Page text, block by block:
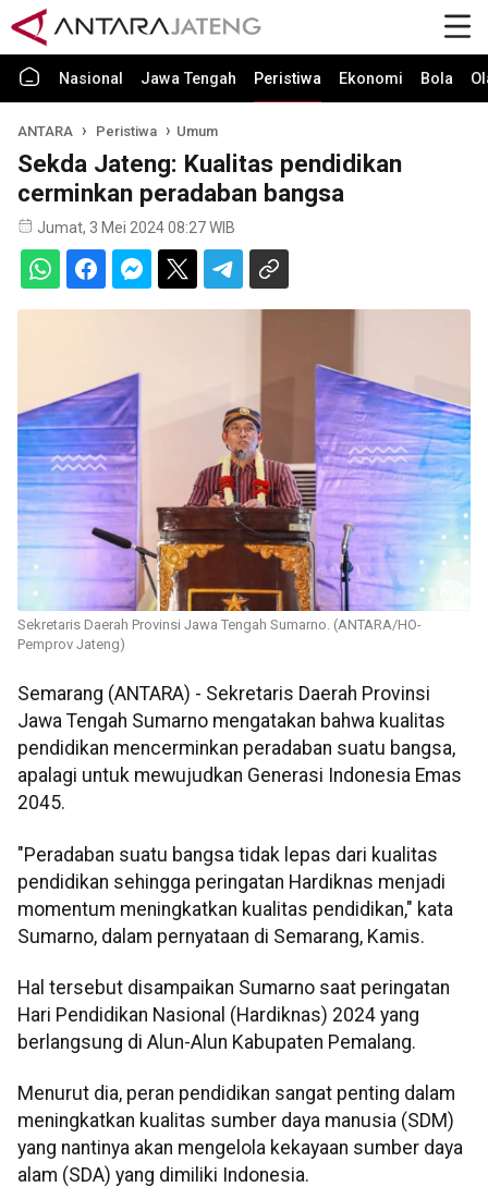
Nasional Jawa Tengah Peristiwa Ekonomi Bola
ANTARA Peristiwa Umum
Sekda Jateng: Kualitas pendidikan
cerminkan peradaban bangsa
Jumat, 3 Mei 2024 08:27 WIB
Sekretaris Daerah Provinsi Jawa Tengah Sumarno. (ANTARA/HO-
Pemprov Jateng)
Semarang (ANTARA) - Sekretaris Daerah Provinsi
Jawa Tengah Sumarno mengatakan bahwa kualitas
pendidikan mencerminkan peradaban suatu bangsa,
apalagi untuk mewujudkan Generasi Indonesia Emas
2045.
"Peradaban suatu bangsa tidak lepas dari kualitas
pendidikan sehingga peringatan Hardiknas menjadi
momentum meningkatkan kualitas pendidikan," kata
Sumarno, dalam pernyataan di Semarang, Kamis.
Hal tersebut disampaikan Sumarno saat peringatan
Hari Pendidikan Nasional (Hardiknas) 2024 yang
berlangsung di Alun-Alun Kabupaten Pemalang.
Menurut dia, peran pendidikan sangat penting dalam
meningkatkan kualitas sumber daya manusia (SDM)
yang nantinya akan mengelola kekayaan sumber daya
alam (SDA) yang dimiliki Indonesia.